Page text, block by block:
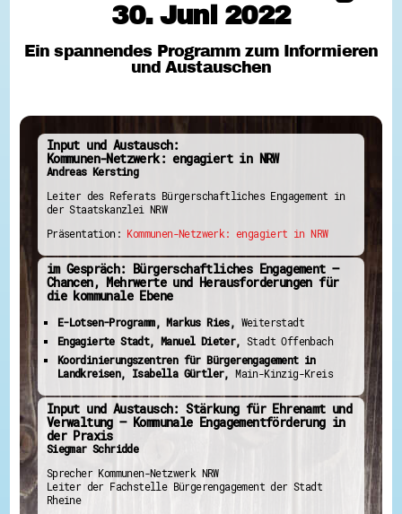
30. Juni 2022
Ein spannendes Programm zum Informieren
und Austauschen
Input und Austausch:
Kommunen-Netzwerk: engagiert in NRW
Andreas Kersting
Leiter des Referats Bürgerschaftliches Engagement in
der Staatskanzlei NRW
Präsentation: Kommunen-Netzwerk: engagiert in NRW
im Gespräch: Bürgerschaftliches Engagement –
Chancen, Mehrwerte und Herausforderungen für
die kommunale Ebene
E-Lotsen-Programm, Markus Ries, Weiterstadt
Engagierte Stadt, Manuel Dieter, Stadt Offenbach
Koordinierungszentren für Bürgerengagement in
Landkreisen, Isabella Gürtler, Main-Kinzig-Kreis
Input und Austausch: Stärkung für Ehrenamt und
Verwaltung – Kommunale Engagementförderung in
der Praxis
Siegmar Schridde
Sprecher Kommunen-Netzwerk NRW
Leiter der Fachstelle Bürgerengagement der Stadt
Rheine